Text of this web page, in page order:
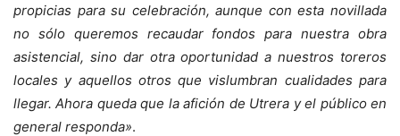
propicias para su celebración, aunque con esta novillada
no sólo queremos recaudar fondos para nuestra obra
asistencial, sino dar otra oportunidad a nuestros toreros
locales y aquellos otros que vislumbran cualidades para
llegar. Ahora queda que la afición de Utrera y el público en
general responda».